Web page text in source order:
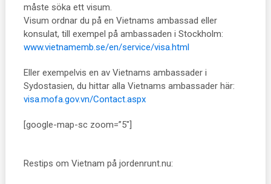
måste söka ett visum.
Visum ordnar du på en Vietnams ambassad eller
konsulat, till exempel på ambassaden i Stockholm:
www.vietnamemb.se/en/service/visa.html
Eller exempelvis en av Vietnams ambassader i
Sydostasien, du hittar alla Vietnams ambassader här:
visa.mofa.gov.vn/Contact.aspx
[google-map-sc zoom=”5″]
Restips om Vietnam på jordenrunt.nu: